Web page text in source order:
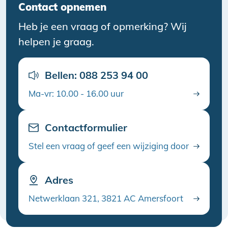
Contact opnemen
Heb je een vraag of opmerking? Wij
helpen je graag.
Bellen: 088 253 94 00
Ma-vr: 10.00 - 16.00 uur
Contactformulier
Stel een vraag of geef een wijziging door
Adres
Netwerklaan 321, 3821 AC Amersfoort